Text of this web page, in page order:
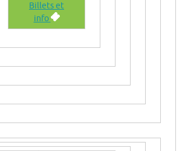
Billets et
info